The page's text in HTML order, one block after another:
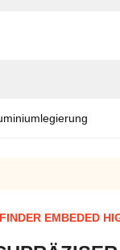
EMBEDED